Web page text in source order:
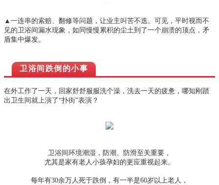
▲一连串的索赔、翻修等问题，让业主叫苦不迭。可见，平时视而不
见的卫浴间漏水现象，如同慢慢累积的尘土到了一个崩溃的顶点，矛
盾集中爆发。
卫浴间跌倒的小事
在外工作了一天，回家舒舒服服洗个澡，洗去一天的疲惫，哪知刚踏
出卫生间就上演了“扑街”表演？
卫浴间环境潮湿，防潮、防滑至关重要，
尤其是家有老人小孩孕妇的更应重视起来。
每年有30余万人死于跌倒，有一半是60岁以上老人，